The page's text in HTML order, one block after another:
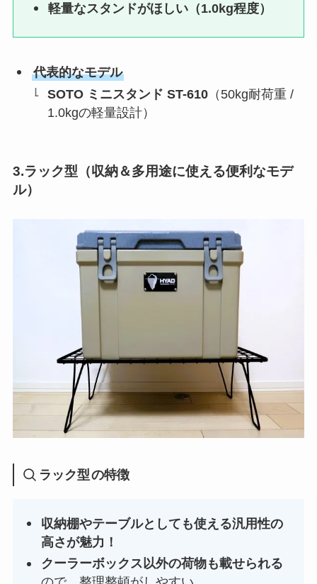
軽量なスタンドがほしい （1.0kg程度）
代表的なモデル
SOTO ミニスタンド ST-610 （50kg耐荷重 /
1.0kgの軽量設計）
3.ラック型（収納＆多用途に使える便利なモデ
ル）
ラック型の特徴
収納棚やテーブルとしても使える汎用性の
高さが魅力！
クーラーボックス以外の荷物も載せられる